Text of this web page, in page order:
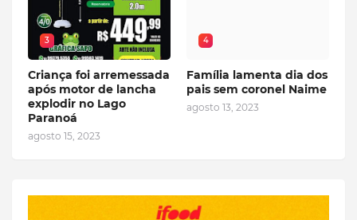
3
Criança foi arremessada
após motor de lancha
explodir no Lago
Paranoá
agosto 15, 2023
4
Família lamenta dia dos
pais sem coronel Naime
agosto 13, 2023